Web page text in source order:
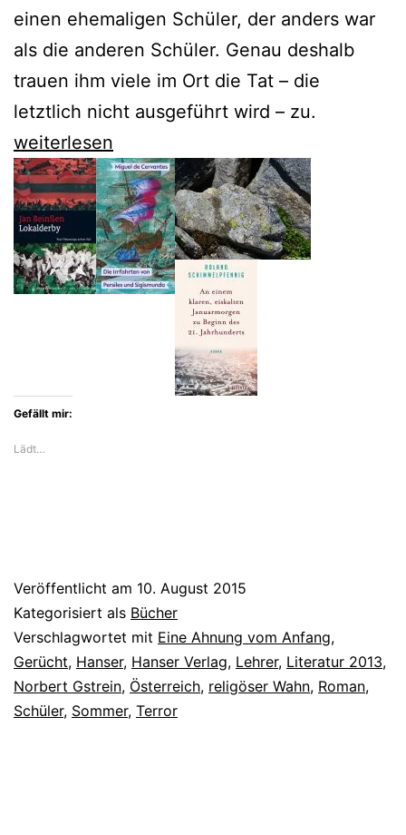
einen ehemaligen Schüler, der anders war
als die anderen Schüler. Genau deshalb
trauen ihm viele im Ort die Tat – die
letztlich nicht ausgeführt wird – zu.
Norbert
Gstrein
sucht
den
Anfang
des
weiterlesen
Gefällt mir:
Lädt…
Veröffentlicht am 10. August 2015
Kategorisiert als Bücher
Verschlagwortet mit Eine Ahnung vom Anfang,
Gerücht, Hanser, Hanser Verlag, Lehrer, Literatur 2013,
Norbert Gstrein, Österreich, religöser Wahn, Roman,
Schüler, Sommer, Terror